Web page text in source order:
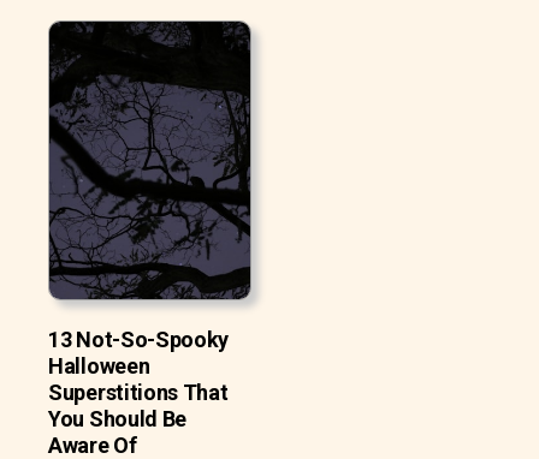
13 Not-So-Spooky
Halloween
Superstitions That
You Should Be
Aware Of